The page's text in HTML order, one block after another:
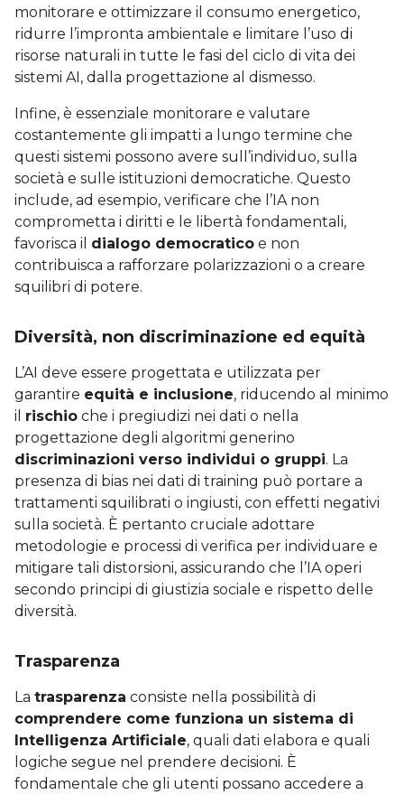
monitorare e ottimizzare il consumo energetico,
ridurre l’impronta ambientale e limitare l’uso di
risorse naturali in tutte le fasi del ciclo di vita dei
sistemi AI, dalla progettazione al dismesso.
Infine, è essenziale monitorare e valutare
costantemente gli impatti a lungo termine che
questi sistemi possono avere sull’individuo, sulla
società e sulle istituzioni democratiche. Questo
include, ad esempio, verificare che l’IA non
comprometta i diritti e le libertà fondamentali,
favorisca il dialogo democratico e non
contribuisca a rafforzare polarizzazioni o a creare
squilibri di potere.
Diversità, non discriminazione ed equità
L’AI deve essere progettata e utilizzata per
garantire equità e inclusione, riducendo al minimo
il rischio che i pregiudizi nei dati o nella
progettazione degli algoritmi generino
discriminazioni verso individui o gruppi. La
presenza di bias nei dati di training può portare a
trattamenti squilibrati o ingiusti, con effetti negativi
sulla società. È pertanto cruciale adottare
metodologie e processi di verifica per individuare e
mitigare tali distorsioni, assicurando che l’IA operi
secondo principi di giustizia sociale e rispetto delle
diversità.
Trasparenza
La trasparenza consiste nella possibilità di
comprendere come funziona un sistema di
Intelligenza Artificiale, quali dati elabora e quali
logiche segue nel prendere decisioni. È
fondamentale che gli utenti possano accedere a